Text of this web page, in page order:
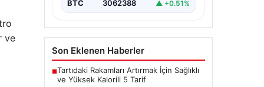
ve
BTC 3062388 ▲ +0.51%
Son Eklenen Haberler
■Tartıdaki Rakamları Artırmak İçin Sağlıklı
ve Yüksek Kalorili 5 Tarif